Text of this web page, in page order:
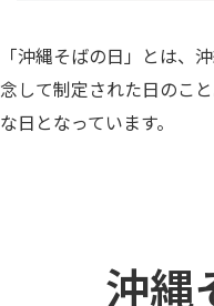
「沖縄そばの日」とは、
念して制定された日のこ
な日となっています。
沖縄